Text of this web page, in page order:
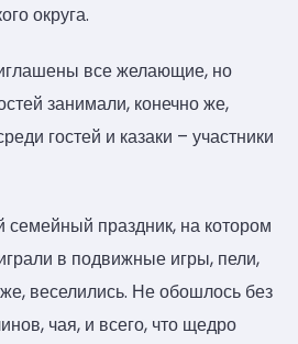
округа.
все желающие, но
занимали, конечно же,
гостей и казаки – участники
праздник, на котором
в подвижные игры, пели,
веселились. Не обошлось без
чая, и всего, что щедро